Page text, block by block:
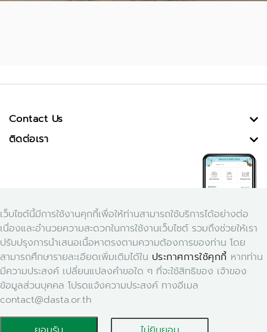
เว็บไซต์นี้มีการใช้งานคุกกี้เพื่อให้ท่านสามารถใช้บริการได้อย่างต่อ
เนื่องและอำนวยความสะดวกในการใช้งานเว็บไซต์ รวมถึงช่วยให้เรา
ปรับปรุงการนำเสนอเนื้อหาตรงตามความต้องการของท่าน โดย
สามารถศึกษารายละเอียดเพิ่มเติมได้ใน ประกาศการใช้คุกกี้ หากท่าน
มีความประสงค์ เปลี่ยนแปลงคำขอใด ๆ ที่จะใช้สิทธิของ เจ้าของ
ข้อมูลส่วนบุคคล โปรดแจ้งความประสงค์ ทางอีเมล
contact@dasta.or.th
Contact Us
ติดต่อเรา
Download Application Smart Dasta